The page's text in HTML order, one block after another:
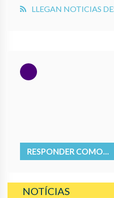
LLEGAN NOTICIAS
RESPONDER COMO...
NOTÍCIAS